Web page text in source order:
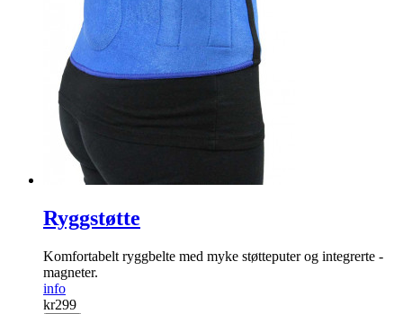
Ryggstøtte
Komfortabelt ryggbelte med myke støtte­puter og integrerte ­
magneter.
info
kr299